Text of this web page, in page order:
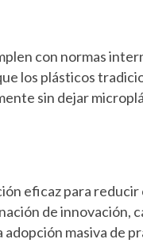
con normas
los plásticos
sin dejar
eficaz para reducir
de innovación,
masiva de